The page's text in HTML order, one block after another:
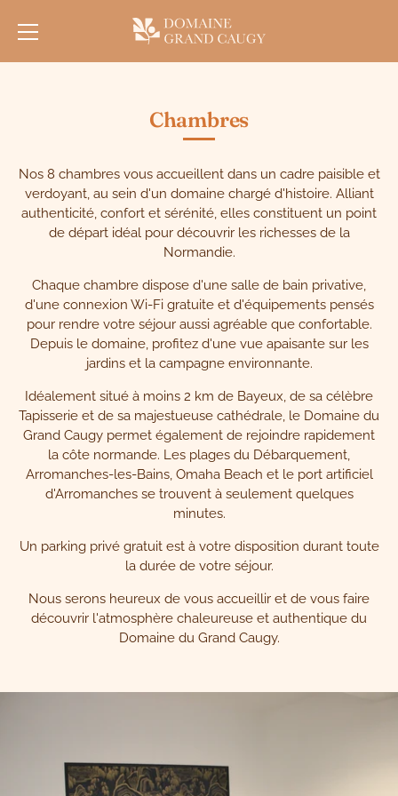
Chambres
Nos 8 chambres vous accueillent dans un cadre paisible et
verdoyant, au sein d'un domaine chargé d'histoire. Alliant
authenticité, confort et sérénité, elles constituent un point
de départ idéal pour découvrir les richesses de la
Normandie.
Chaque chambre dispose d'une salle de bain privative,
d'une connexion Wi-Fi gratuite et d'équipements pensés
pour rendre votre séjour aussi agréable que confortable.
Depuis le domaine, profitez d'une vue apaisante sur les
jardins et la campagne environnante.
Idéalement situé à moins 2 km de Bayeux, de sa célèbre
Tapisserie et de sa majestueuse cathédrale, le Domaine du
Grand Caugy permet également de rejoindre rapidement
la côte normande. Les plages du Débarquement,
Arromanches-les-Bains, Omaha Beach et le port artificiel
d'Arromanches se trouvent à seulement quelques
minutes.
Un parking privé gratuit est à votre disposition durant toute
la durée de votre séjour.
Nous serons heureux de vous accueillir et de vous faire
découvrir l'atmosphère chaleureuse et authentique du
Domaine du Grand Caugy.